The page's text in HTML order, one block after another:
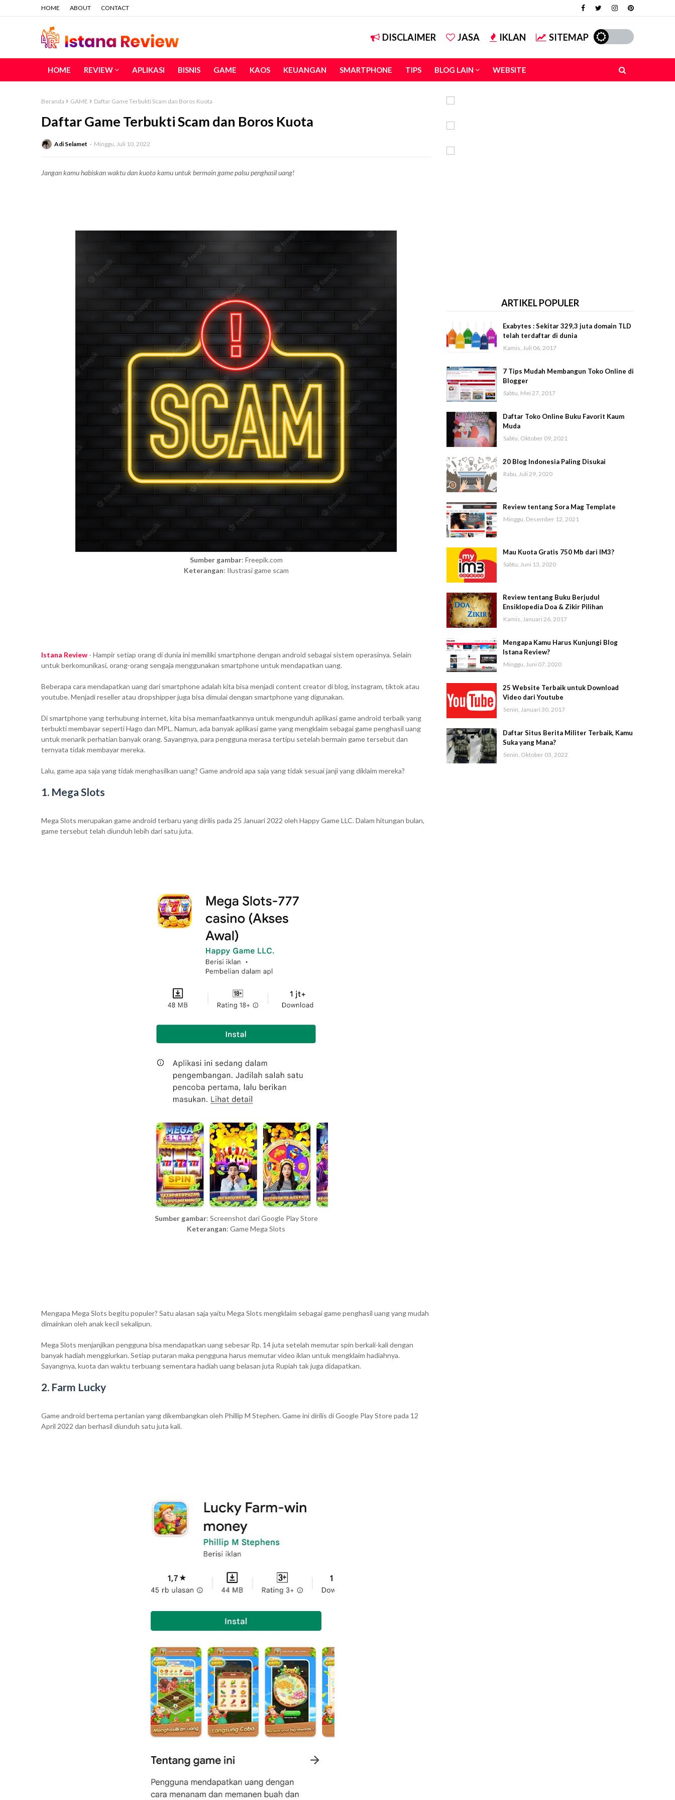
HOME ABOUT CONTACT
DISCLAIMER JASA IKLAN SITEMAP
HOME REVIEW APLIKASI BISNIS GAME KAOS KEUANGAN SMARTPHONE TIPS BLOG LAIN WEBSITE
Beranda GAME Daftar Game Terbukti Scam dan Boros Kuota
Daftar Game Terbukti Scam dan Boros Kuota
Adi Selamet Minggu, Juli 10, 2022
Jangan kamu habiskan waktu dan kuota kamu untuk bermain game palsu penghasil uang!
Sumber gambar: Freepik.com
Keterangan: Ilustrasi game scam
Istana Review - Hampir setiap orang di dunia ini memiliki smartphone dengan android sebagai sistem operasinya. Selain
untuk berkomunikasi, orang-orang sengaja menggunakan smartphone untuk mendapatkan uang.
Beberapa cara mendapatkan uang dari smartphone adalah kita bisa menjadi content creator di blog, instagram, tiktok atau
youtube. Menjadi reseller atau dropshipper juga bisa dimulai dengan smartphone yang digunakan.
Di smartphone yang terhubung internet, kita bisa memanfaatkannya untuk mengunduh aplikasi game android terbaik yang
terbukti membayar seperti Hago dan MPL. Namun, ada banyak aplikasi game yang mengklaim sebagai game penghasil uang
untuk menarik perhatian banyak orang. Sayangnya, para pengguna merasa tertipu setelah bermain game tersebut dan
ternyata tidak membayar mereka.
Lalu, game apa saja yang tidak menghasilkan uang? Game android apa saja yang tidak sesuai janji yang diklaim mereka?
1. Mega Slots
Mega Slots merupakan game android terbaru yang dirilis pada 25 Januari 2022 oleh Happy Game LLC. Dalam hitungan bulan,
game tersebut telah diunduh lebih dari satu juta.
Sumber gambar: Screenshot dari Google Play Store
Keterangan: Game Mega Slots
Mengapa Mega Slots begitu populer? Satu alasan saja yaitu Mega Slots mengklaim sebagai game penghasil uang yang mudah
dimainkan oleh anak kecil sekalipun.
Mega Slots menjanjikan pengguna bisa mendapatkan uang sebesar Rp. 14 juta setelah memutar spin berkali-kali dengan
banyak hadiah menggiurkan. Setiap putaran maka pengguna harus memutar video iklan untuk mengklaim hadiahnya.
Sayangnya, kuota dan waktu terbuang sementara hadiah uang belasan juta Rupiah tak juga didapatkan.
2. Farm Lucky
Game android bertema pertanian yang dikembangkan oleh Phillip M Stephen. Game ini dirilis di Google Play Store pada 12
April 2022 dan berhasil diunduh satu juta kali.
ARTIKEL POPULER
Exabytes : Sekitar 329,3 juta domain TLD
telah terdaftar di dunia
Kamis, Juli 06, 2017
7 Tips Mudah Membangun Toko Online di
Blogger
Sabtu, Mei 27, 2017
Daftar Toko Online Buku Favorit Kaum
Muda
Sabtu, Oktober 09, 2021
20 Blog Indonesia Paling Disukai
Rabu, Juli 29, 2020
Review tentang Sora Mag Template
Minggu, Desember 12, 2021
Mau Kuota Gratis 750 Mb dari IM3?
Sabtu, Juni 13, 2020
Review tentang Buku Berjudul
Ensiklopedia Doa & Zikir Pilihan
Kamis, Januari 26, 2017
Mengapa Kamu Harus Kunjungi Blog
Istana Review?
Minggu, Juni 07, 2020
25 Website Terbaik untuk Download
Video dari Youtube
Senin, Januari 30, 2017
Daftar Situs Berita Militer Terbaik, Kamu
Suka yang Mana?
Senin, Oktober 03, 2022